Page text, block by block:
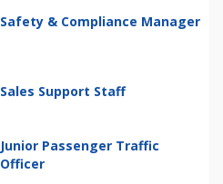
Safety & Compliance Manager
Sales Support Staff
Junior Passenger Traffic
Officer